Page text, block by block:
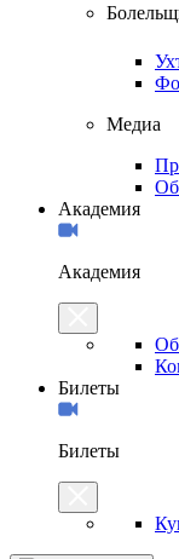
Медиа
Академия
Академия
Об
Билеты
Билеты